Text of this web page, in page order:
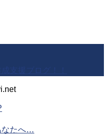
支援ブログ！！
なたへ…